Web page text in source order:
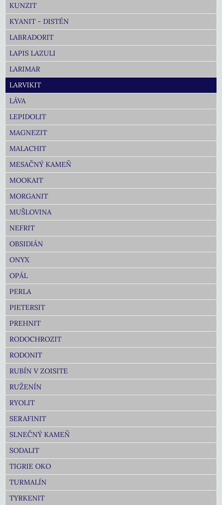
KUNZIT
KYANIT - DISTÉN
LABRADORIT
LAPIS LAZULI
LARIMAR
LARVIKIT
LÁVA
LEPIDOLIT
MAGNEZIT
MALACHIT
MESAČNÝ KAMEŇ
MOOKAIT
MORGANIT
MUŠLOVINA
NEFRIT
OBSIDIÁN
ONYX
OPÁL
PERLA
PIETERSIT
PREHNIT
RODOCHROZIT
RODONIT
RUBÍN V ZOISITE
RUŽENÍN
RYOLIT
SERAFINIT
SLNEČNÝ KAMEŇ
SODALIT
TIGRIE OKO
TURMALÍN
TYRKENIT